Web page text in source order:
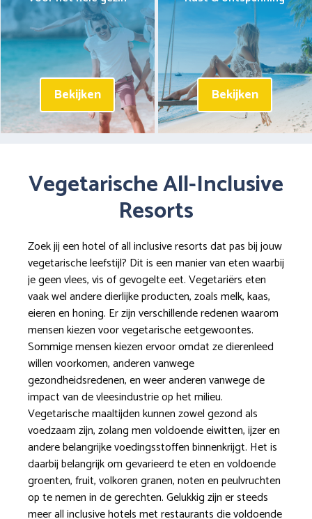
Bekijken Bekijken
Vegetarische All-Inclusive
Resorts
Zoek jij een hotel of all inclusive resorts dat pas bij jouw
vegetarische leefstijl? Dit is een manier van eten waarbij
je geen vlees, vis of gevogelte eet. Vegetariërs eten
vaak wel andere dierlijke producten, zoals melk, kaas,
eieren en honing. Er zijn verschillende redenen waarom
mensen kiezen voor vegetarische eetgewoontes.
Sommige mensen kiezen ervoor omdat ze dierenleed
willen voorkomen, anderen vanwege
gezondheidsredenen, en weer anderen vanwege de
impact van de vleesindustrie op het milieu.
Vegetarische maaltijden kunnen zowel gezond als
voedzaam zijn, zolang men voldoende eiwitten, ijzer en
andere belangrijke voedingsstoffen binnenkrijgt. Het is
daarbij belangrijk om gevarieerd te eten en voldoende
groenten, fruit, volkoren granen, noten en peulvruchten
op te nemen in de gerechten. Gelukkig zijn er steeds
meer all inclusive hotels met restaurants die voldoende